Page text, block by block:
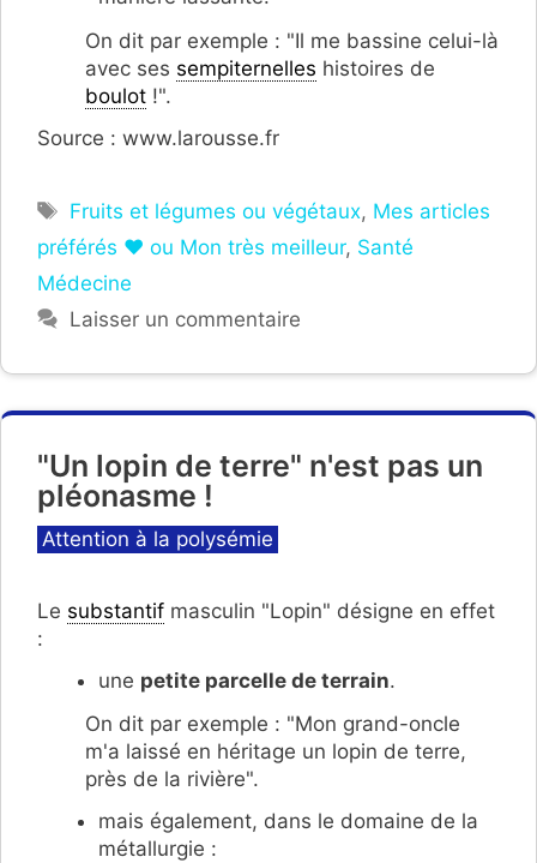
On dit par exemple : "Il me bassine celui-là
avec ses sempiternelles histoires de
boulot !".
Source : www.larousse.fr
Étiquettes
Fruits et légumes ou végétaux, Mes articles
préférés ❤ ou Mon très meilleur, Santé
Médecine
Laisser un commentaire
"Un lopin de terre" n'est pas un
pléonasme !
Catégories
Attention à la polysémie
Le substantif masculin "Lopin" désigne en effet
:
une petite parcelle de terrain.
On dit par exemple : "Mon grand-oncle
m'a laissé en héritage un lopin de terre,
près de la rivière".
mais également, dans le domaine de la
métallurgie :